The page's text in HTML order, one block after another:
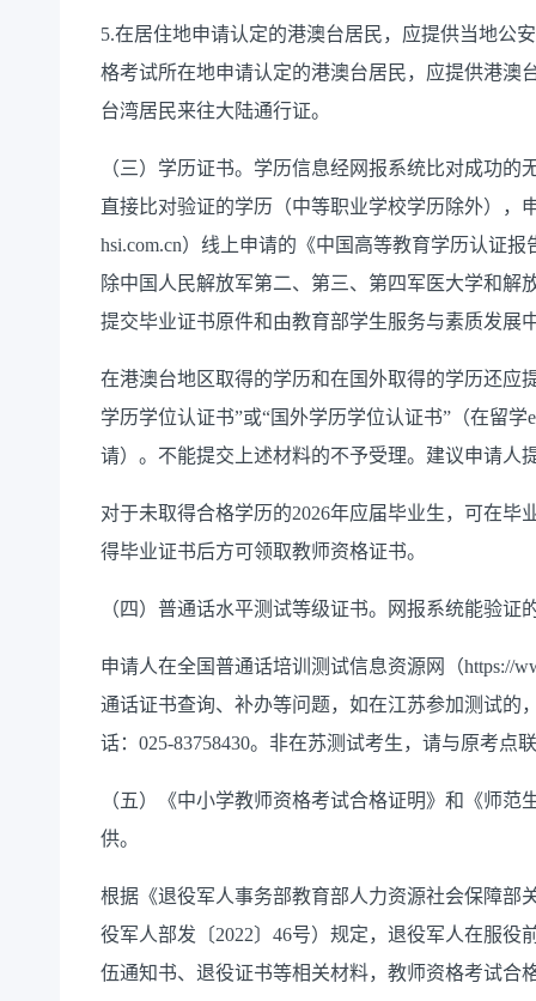
5.在居住地申请认定的港澳台居民，应提供当地公
格考试所在地申请认定的港澳台居民，应提供港澳
台湾居民来往大陆通行证。
（三）学历证书。学历信息经网报系统比对成功
直接比对验证的学历（中等职业学校学历除外），
hsi.com.cn） 线上申请的 《中国高等教育学历认证
除中国人民解放军第二、第三、第四军医大学和
提交毕业证书原件和由教育部学生服务与素质发展
在港澳台地区取得的学历和在国外取得的学历还应
学历学位认证书”或“国外学历学位认证书”（在留学e
请）。不能提交上述材料的不予受理。建议申请人
对于未取得合格学历的2026年应届毕业生，可在毕
得毕业证书后方可领取教师资格证书。
（四）普通话水平测试等级证书。网报系统能验
申请人在全国普通话培训测试信息资源网（https://
通话证书查询、补办等问题，如在江苏参加测试的
话： 025-83758430。非在苏测试考生，请与原考点
（五）《中小学教师资格考试合格证明》和《师
供。
根据《退役军人事务部教育部人力资源社会保障部
役军人部发〔2022〕 46号）规定，退役军人在服役
伍通知书、退役证书等相关材料，教师资格考试合